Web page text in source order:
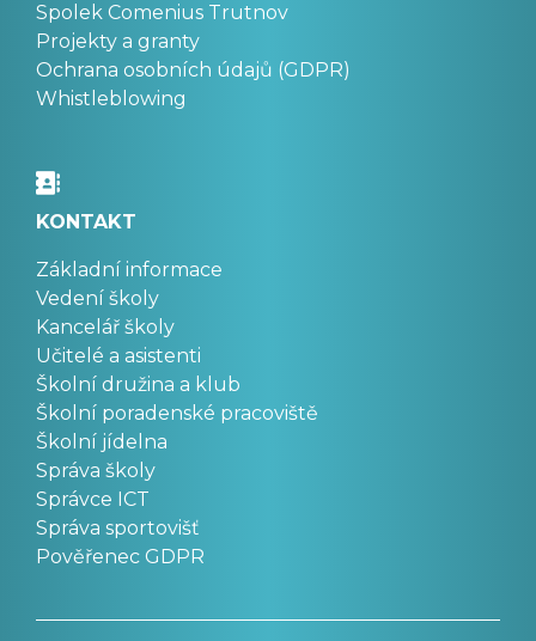
Spolek Comenius Trutnov
Projekty a granty
Ochrana osobních údajů (GDPR)
Whistleblowing
KONTAKT
Základní informace
Vedení školy
Kancelář školy
Učitelé a asistenti
Školní družina a klub
Školní poradenské pracoviště
Školní jídelna
Správa školy
Správce ICT
Správa sportovišť
Pověřenec GDPR